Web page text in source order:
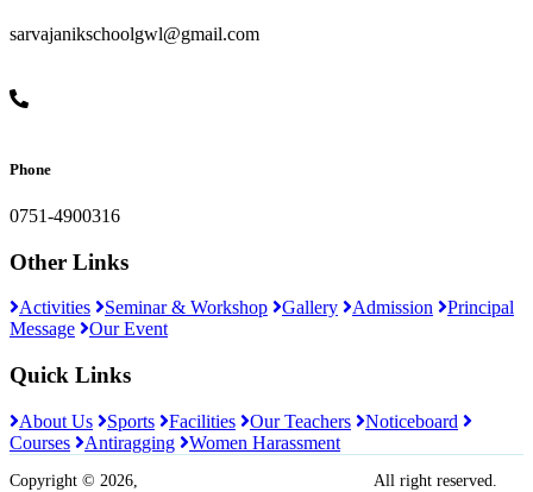
sarvajanikschoolgwl@gmail.com
Phone
0751-4900316
Other Links
Activities Seminar & Workshop Gallery Admission
Principal
Message
Our Event
Quick Links
About Us Sports Facilities Our Teachers
Noticeboard
Courses
Antiragging Women Harassment
Copyright © 2026, All right reserved.